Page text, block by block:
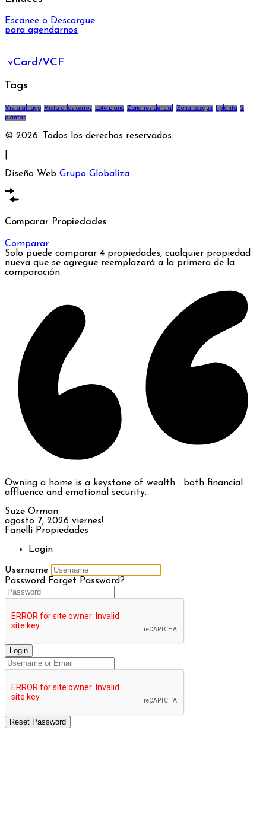
Escanee o Descargue
para agendarnos
vCard/VCF
Tags
Vista al lago Vista a los cerros Lote plano Zona residencial Zona bosque 1 planta 2
plantas
© 2026. Todos los derechos reservados.
Diseño Web Grupo Globaliza
Comparar Propiedades
Comparar
Solo puede comparar 4 propiedades, cualquier propiedad
nueva que se agregue reemplazará a la primera de la
comparación.
Owning a home is a keystone of wealth… both financial
affluence and emotional security.
Suze Orman
agosto 7, 2026 viernes!
Fanelli Propiedades
Login
Username
Password
Forget Password?
Login
Reset Password